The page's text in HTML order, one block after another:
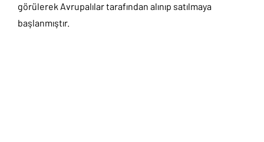
görülerek Avrupalılar tarafından alınıp satılmaya
başlanmıştır.